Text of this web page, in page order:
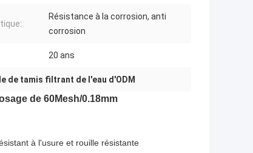
Résistance à la corrosion, anti
corrosion
20 ans
de tamis filtrant de l'eau d'ODM
de 60Mesh/0.18mm
à l'usure et rouille résistante